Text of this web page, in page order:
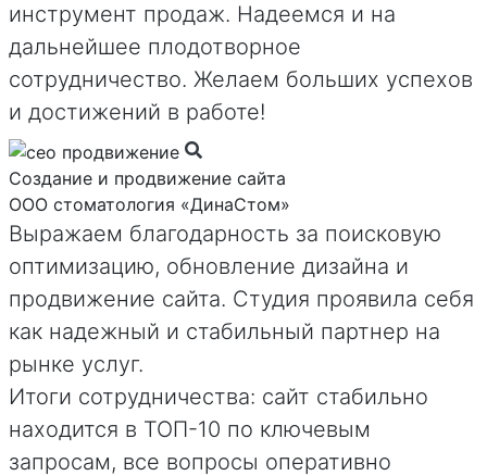
инструмент продаж. Надеемся и на
дальнейшее плодотворное
сотрудничество. Желаем больших успехов
и достижений в работе!
Создание и продвижение сайта
ООО стоматология «ДинаСтом»
Выражаем благодарность за поисковую
оптимизацию, обновление дизайна и
продвижение сайта. Студия проявила себя
как надежный и стабильный партнер на
рынке услуг.
Итоги сотрудничества: сайт стабильно
находится в ТОП-10 по ключевым
запросам, все вопросы оперативно